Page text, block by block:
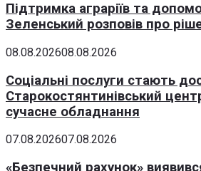
Підтримка аграріїв та
Зеленський розповів про
08.08.202608.08.2026
Соціальні послуги стають
Старокостянтинівський
сучасне обладнання
07.08.202607.08.2026
«Безпечний рахунок»